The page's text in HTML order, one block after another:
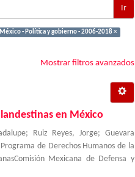
Ir
- Política y gobierno - 2006-2018 ×
Mostrar filtros avanzados
en México
; Ruiz Reyes, Jorge;Guevara
de Derechos Humanos de la
Mexicana de Defensa y